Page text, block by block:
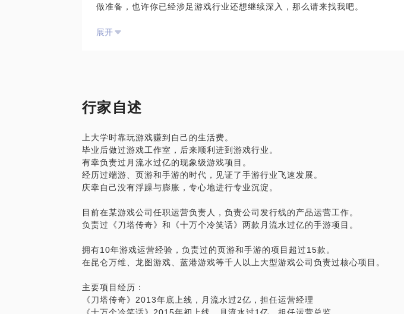
求职互联网运营如何快速了解及学习。
初入运营，迷茫期指导及合理化建议。
做准备，也许你已经涉足游戏行业还想继续深入，那么请来找我吧。
我将为你解答：
或者，
目前正在从事其他岗位，想转行游戏行业，寻求一些有效建议。
投资游戏公司及相关产业探讨。
等等......
你的问题我一定知无不言，希望您能通过和我的沟通能够加深游戏行业的了解。
展开
行家自述
上大学时靠玩游戏赚到自己的生活费。
毕业后做过游戏工作室，后来顺利进到游戏行业。
有幸负责过月流水过亿的现象级游戏项目。
经历过端游、页游和手游的时代，见证了手游行业飞速发展。
庆幸自己没有浮躁与膨胀，专心地进行专业沉淀。
目前在某游戏公司任职运营负责人，负责公司发行线的产品运营工作。
负责过《刀塔传奇》和《十万个冷笑话》两款月流水过亿的手游项目。
拥有10年游戏运营经验，负责过的页游和手游的项目超过15款。
在昆仑万维、龙图游戏、蓝港游戏等千人以上大型游戏公司负责过核心项目。
主要项目经历：
《刀塔传奇》2013年底上线，月流水过2亿，担任运营经理